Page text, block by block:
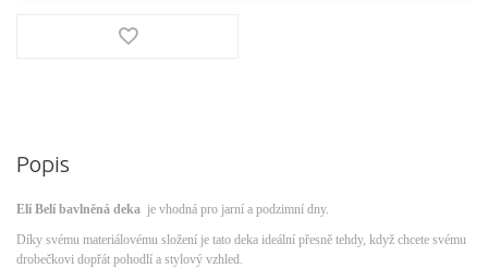
Popis
Elí Belí bavlněná deka je vhodná pro jarní a podzimní dny.
Díky svému materiálovému složení je tato deka ideální přesně tehdy, když chcete svému
drobečkovi dopřát pohodlí a stylový vzhled.